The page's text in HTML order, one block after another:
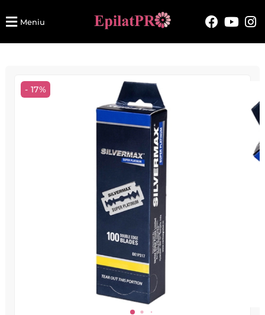
Meniu
- 17%